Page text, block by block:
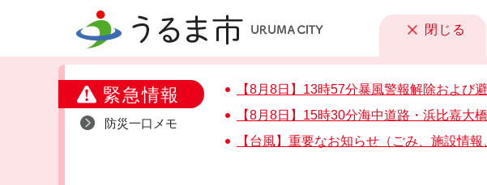
うるま市 閉じる
緊急情報
防災一口メモ
【8月8日】13時57分暴風警報解除および
【8月8日】15時30分海中道路・浜比嘉大
【台風】重要なお知らせ（ごみ、施設情報